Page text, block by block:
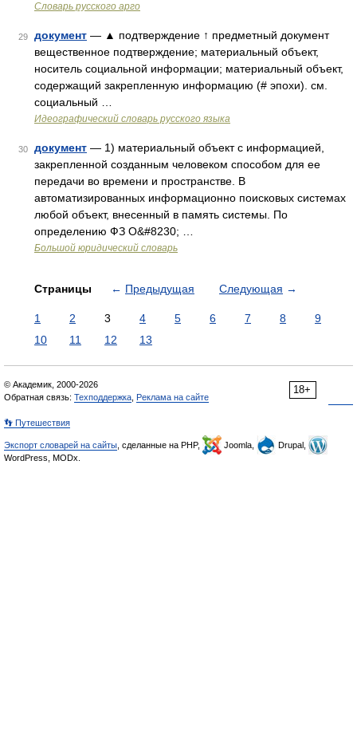
Словарь русского арго
29 документ — ▲ подтверждение ↑ предметный документ
вещественное подтверждение; материальный объект,
носитель социальной информации; материальный объект,
содержащий закрепленную информацию (# эпохи). см.
социальный …
Идеографический словарь русского языка
30 документ — 1) материальный объект с информацией,
закрепленной созданным человеком способом для ее
передачи во времени и пространстве. В
автоматизированных информационно поисковых системах
любой объект, внесенный в память системы. По
определению ФЗ О&#8230; …
Большой юридический словарь
Страницы ← Предыдущая Следующая →
1 2 3 4 5 6 7 8
9
10
11 12 13
18+
© Академик, 2000-2026
Обратная связь: Техподдержка Реклама на сайте
👣 Путешествия
Экспорт словарей на сайты , сделанные на PHP, Joomla,
Drupal,
WordPress, MODx.